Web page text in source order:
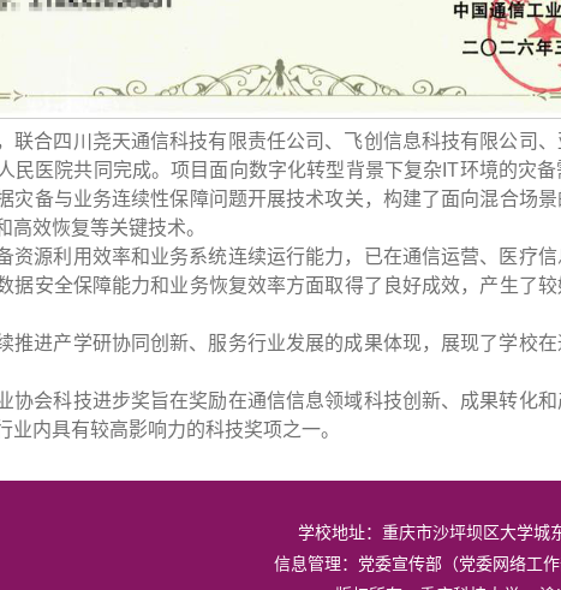
联合四川尧天通信科技有限责任公司、飞创信息科技有限公司
民医院共同完成。项目面向数字化转型背景下复杂IT环境的灾
灾备与业务连续性保障问题开展技术攻关，构建了面向混合场
高效恢复等关键技术。
资源利用效率和业务系统连续运行能力，已在通信运营、医疗
据安全保障能力和业务恢复效率方面取得了良好成效，产生了
推进产学研协同创新、服务行业发展的成果体现，展现了学校
协会科技进步奖旨在奖励在通信信息领域科技创新、成果转化
业内具有较高影响力的科技奖项之一。
学校地址：重庆市沙坪坝区大学
信息管理：党委宣传部（党委网络工